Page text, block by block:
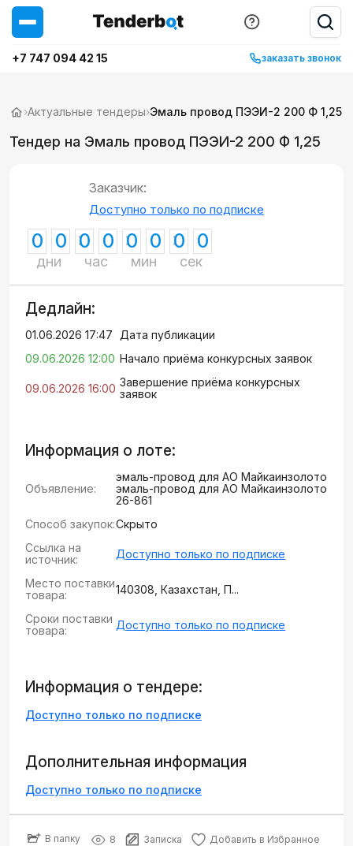
+7 747 094 42 15 заказать звонок
›Актуальные тендеры›Эмаль провод ПЭЭИ-2 200 Ф 1,25
Тендер на Эмаль провод ПЭЭИ-2 200 Ф 1,25
Заказчик:
Доступно только по подписке
0 0
дни
0 0
час
0 0
мин
0 0
сек
Дедлайн:
01.06.2026 17:47
Дата публикации
09.06.2026 12:00 Начало приёма конкурсных заявок
09.06.2026 16:00 Завершение приёма конкурсных
заявок
Информация о лоте:
Объявление:
эмаль-провод для АО Майкаинзолото
эмаль-провод для АО Майкаинзолото
26-861
Способ закупок:Скрыто
Ссылка на
источник:
Доступно только по подписке
Место поставки
товара:
140308, Казахстан, П...
Сроки поставки
товара:
Доступно только по подписке
Информация о тендере:
Доступно только по подписке
Дополнительная информация
Доступно только по подписке
В папку 8 Записка Добавить в Избранное